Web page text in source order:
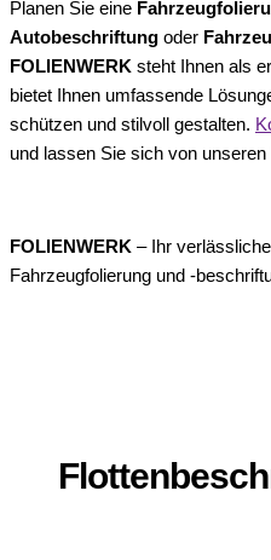
Planen Sie eine
Autobeschriftung oder
FOLIENWERK steht Ihnen als
bietet Ihnen umfassende
schützen und stilvoll gestalten.
und lassen Sie sich von
FOLIENWERK – Ihr
Fahrzeugfolierung und -